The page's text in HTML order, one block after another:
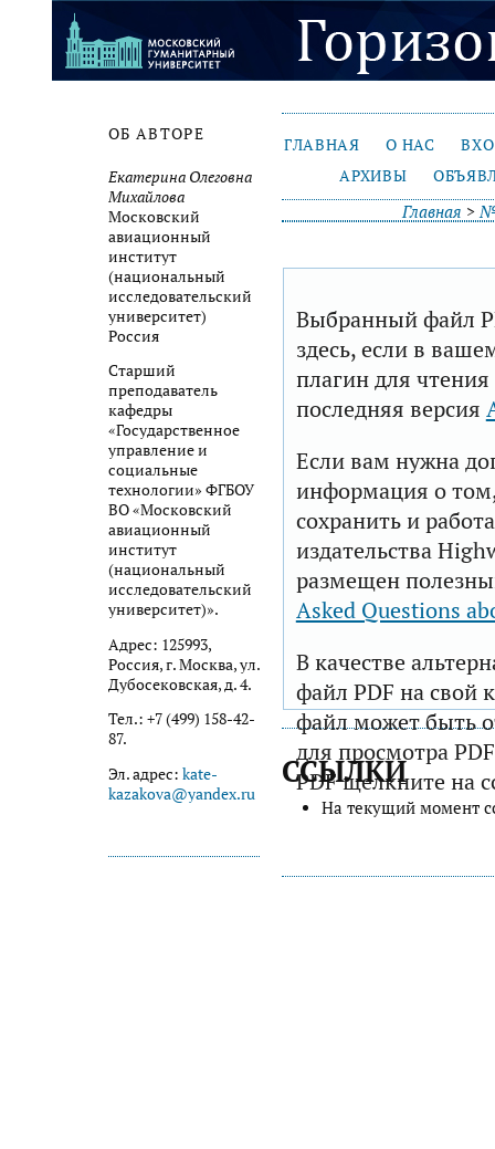
ОБ АВТОРЕ
Екатерина Олеговна
Михайлова
Московский
авиационный
институт
(национальный
исследовательский
университет)
Россия
Старший
преподаватель
кафедры
«Государственное
управление и
социальные
технологии» ФГБОУ
ВО «Московский
авиационный
институт
(национальный
исследовательский
университет)».
Адрес: 125993,
Россия, г. Москва, ул.
Дубосековская, д. 4.
Тел.: +7 (499) 158-42-
87.
Эл. адрес: kate-
kazakova@yandex.ru
ГЛАВНАЯ О НАС
АРХИВЫ
Главная >№
Выбранный файл
здесь, если в
плагин для
последняя версия
Если вам нужна
информация о том,
сохранить и
издательства
размещен
Asked Questions
В качестве
файл PDF на свой
файл может быть
для просмотра
PDF щелкните на
ССЫЛКИ
На текущий момент